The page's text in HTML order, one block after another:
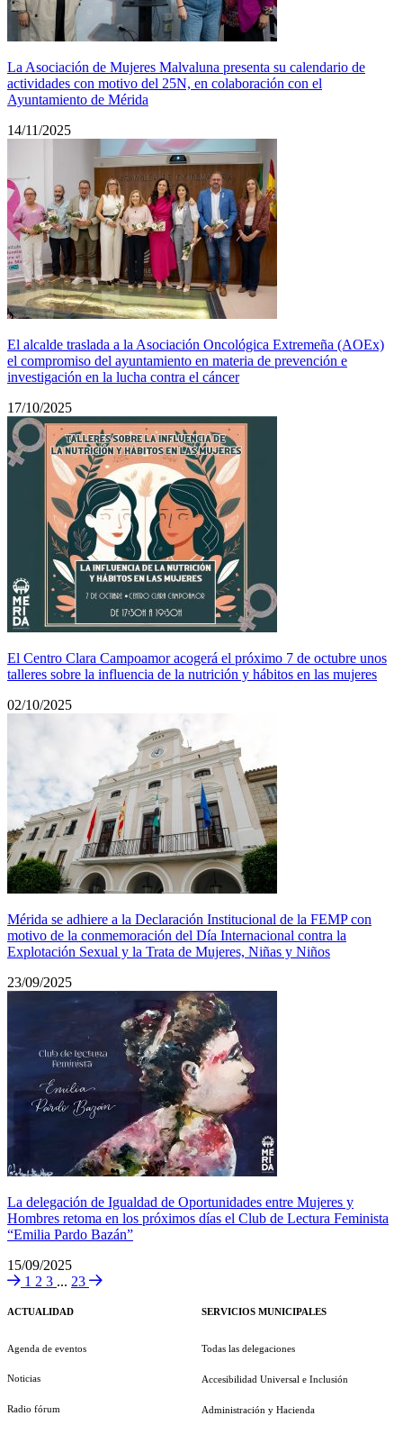
La Asociación de Mujeres Malvaluna presenta su calendario de
actividades con motivo del 25N, en colaboración con el
Ayuntamiento de Mérida
14/11/2025
El alcalde traslada a la Asociación Oncológica Extremeña (AOEx)
el compromiso del ayuntamiento en materia de prevención e
investigación en la lucha contra el cáncer
17/10/2025
El Centro Clara Campoamor acogerá el próximo 7 de octubre unos
talleres sobre la influencia de la nutrición y hábitos en las mujeres
02/10/2025
Mérida se adhiere a la Declaración Institucional de la FEMP con
motivo de la conmemoración del Día Internacional contra la
Explotación Sexual y la Trata de Mujeres, Niñas y Niños
23/09/2025
La delegación de Igualdad de Oportunidades entre Mujeres y
Hombres retoma en los próximos días el Club de Lectura Feminista
“Emilia Pardo Bazán”
15/09/2025
1 2 3 ... 23
ACTUALIDAD
Agenda de eventos
Noticias
Radio fórum
SERVICIOS MUNICIPALES
Todas las delegaciones
Accesibilidad Universal e Inclusión
Administración y Hacienda